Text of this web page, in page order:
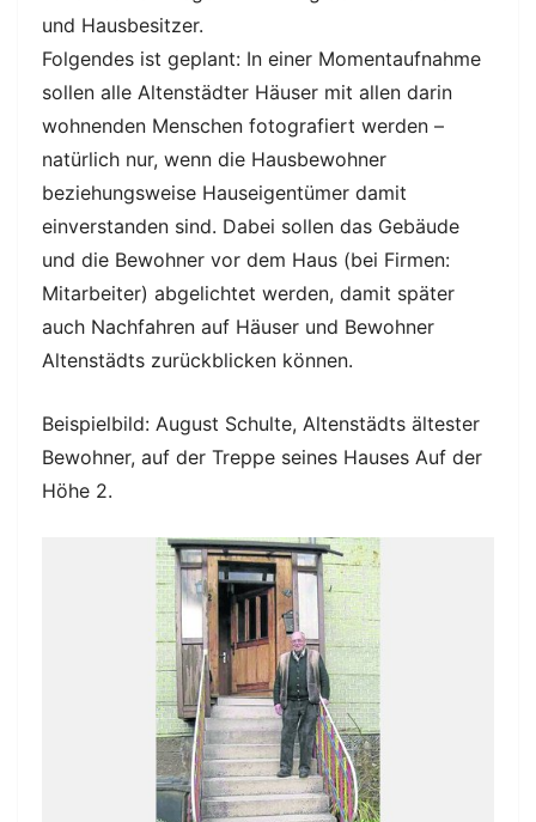
und Hausbesitzer.
Folgendes ist geplant: In einer Momentaufnahme
sollen alle Altenstädter Häuser mit allen darin
wohnenden Menschen fotografiert werden –
natürlich nur, wenn die Hausbewohner
beziehungsweise Hauseigentümer damit
einverstanden sind. Dabei sollen das Gebäude
und die Bewohner vor dem Haus (bei Firmen:
Mitarbeiter) abgelichtet werden, damit später
auch Nachfahren auf Häuser und Bewohner
Altenstädts zurückblicken können.
Beispielbild: August Schulte, Altenstädts ältester
Bewohner, auf der Treppe seines Hauses Auf der
Höhe 2.